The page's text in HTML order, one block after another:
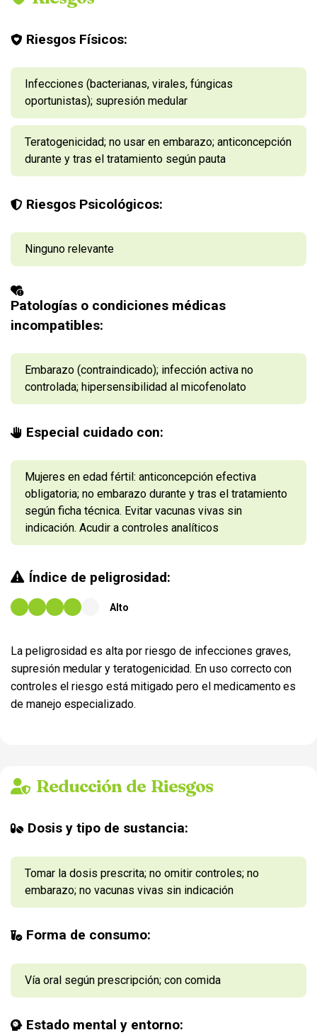
Riesgos Físicos:
Infecciones (bacterianas, virales, fúngicas
oportunistas); supresión medular
Teratogenicidad; no usar en embarazo; anticoncepción
durante y tras el tratamiento según pauta
Riesgos Psicológicos:
Ninguno relevante
Patologías o condiciones médicas
incompatibles:
Embarazo (contraindicado); infección activa no
controlada; hipersensibilidad al micofenolato
Especial cuidado con:
Mujeres en edad fértil: anticoncepción efectiva
obligatoria; no embarazo durante y tras el tratamiento
según ficha técnica. Evitar vacunas vivas sin
indicación. Acudir a controles analíticos
Índice de peligrosidad:
Alto
La peligrosidad es alta por riesgo de infecciones graves,
supresión medular y teratogenicidad. En uso correcto con
controles el riesgo está mitigado pero el medicamento es
de manejo especializado.
Reducción de Riesgos
Dosis y tipo de sustancia:
Tomar la dosis prescrita; no omitir controles; no
embarazo; no vacunas vivas sin indicación
Forma de consumo:
Vía oral según prescripción; con comida
Estado mental y entorno: